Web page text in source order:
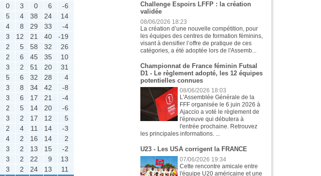
0 3 0 6
-6
5 4 38 24
14
4 8 29 33
-4
3 12 21 40
-19
2 5 58 32
26
2 6 45 35
10
3 2 51 20
31
5 6 32 28
4
3 8 34 42
-8
3 6 17 21
-4
2 5 14 20
-6
3 2 17 12
5
2 4 11 14
-3
4 2 16 14
2
3 2 13 15
-2
3 2 22 9
13
3 2 24 13
11
Challenge Espoirs LFFP : la création
validée
08/06/2026 18:23
La création d’une nouvelle compétition, pour
les équipes des centres de formation féminins,
visant à densifier l’offre de pratique de ces
catégories, a été adoptée lors de l'Assemb...
Championnat de France féminin Futsal
D1 - Le règlement adopté, les 12 équipes
potentielles connues
08/06/2026 18:03
L'Assemblée Générale de la
FFF organisée le 6 juin 2026 à
Ajaccio a voté le règlement de
l'épreuve qui débutera à
l'entrée prochaine. Retrouvez
les principales informations. ...
U23 - Les USA corrigent la FRANCE
07/06/2026 19:34
Cette rencontre amicale entre
l'équipe U20 américaine et une